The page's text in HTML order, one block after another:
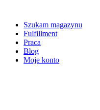
Szukam magazynu
Fulfillment
Praca
Blog
Moje konto